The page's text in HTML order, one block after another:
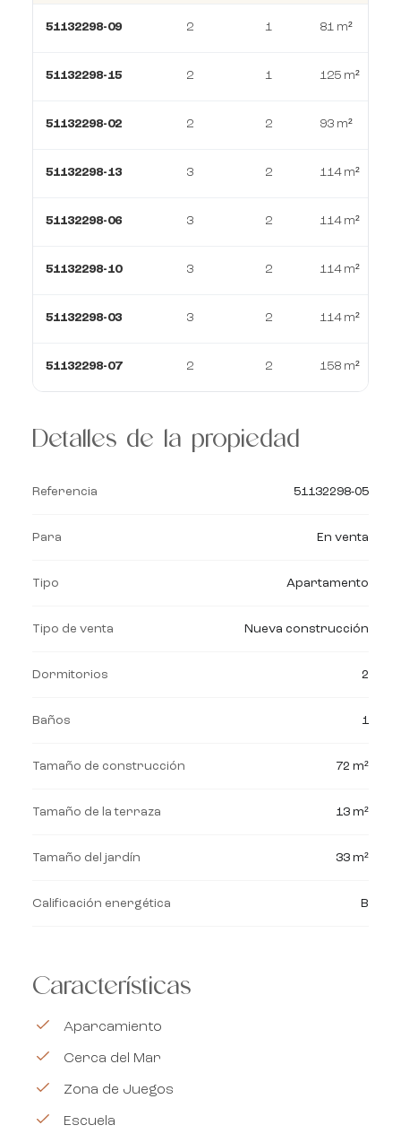
51132298-09 2 1 81 m²
51132298-15 2 1 125 m²
51132298-02 2 2 93 m²
51132298-13 3 2 114 m²
51132298-06 3 2 114 m²
51132298-10 3 2 114 m²
51132298-03 3 2 114 m²
51132298-07 2 2 158 m²
Detalles de la propiedad
Referencia 51132298-05
Para En venta
Tipo Apartamento
Tipo de venta Nueva construcción
Dormitorios 2
Baños 1
Tamaño de construcción 72 m²
Tamaño de la terraza 13 m²
Tamaño del jardín 33 m²
Calificación energética B
Características
Aparcamiento
Cerca del Mar
Zona de Juegos
Escuela